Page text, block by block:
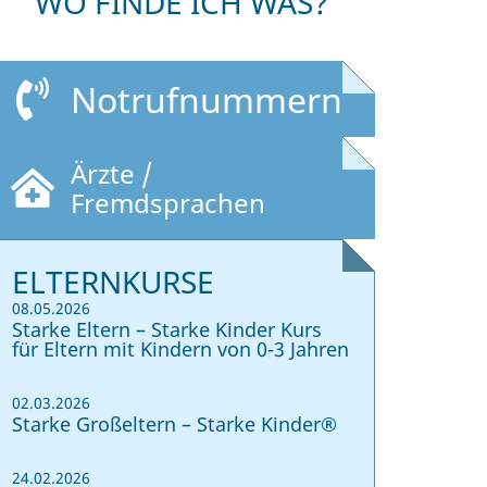
Notrufnummern
Ärzte /
Fremdsprachen
ELTERNKURSE
08.05.2026
Starke Eltern – Starke Kinder Kurs
für Eltern mit Kindern von 0-3 Jahren
02.03.2026
Starke Großeltern – Starke Kinder®
24.02.2026